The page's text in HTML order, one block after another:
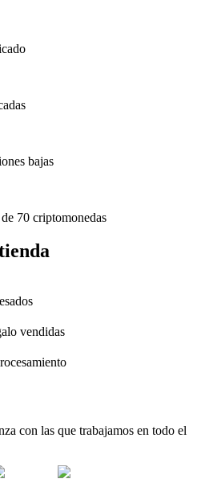
bajas
70 criptomonedas
vendidas
con las que trabajamos en todo el